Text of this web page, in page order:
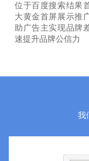
位于百度搜索结果
大黄金首屏展示推
助广告主实现品牌
速提升品牌公信力
我